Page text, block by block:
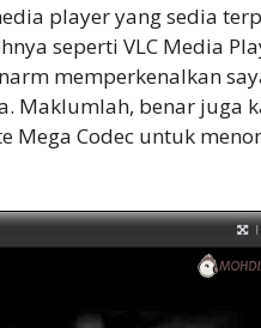
player yang sedia
seperti VLC Media
memperkenalkan
Maklumlah, benar juga
Mega Codec untuk